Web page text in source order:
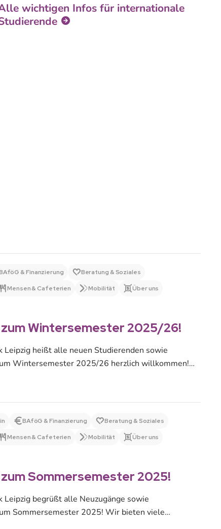
wichtigen Infos für internationale
& Finanzierung
Beratung & Soziales
Mensen & Cafeterien Mobilität
Über uns
zum Wintersemester 2025/26!
Leipzig heißt alle neuen Studierenden sowie
Wintersemester 2025/26 herzlich willkommen!
BAföG & Finanzierung
Beratung & Soziales
Mensen & Cafeterien Mobilität
Über uns
Sommersemester 2025!
Leipzig begrüßt alle Neuzugänge sowie
Sommersemester 2025! Wir bieten viele